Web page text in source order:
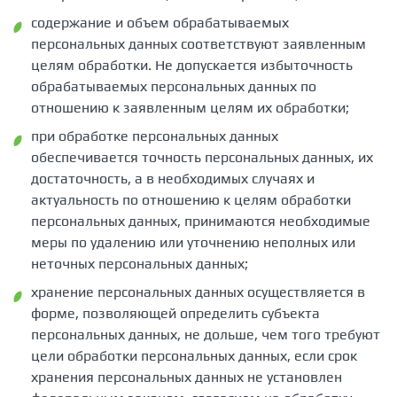
содержание и объем обрабатываемых
персональных данных соответствуют заявленным
целям обработки. Не допускается избыточность
обрабатываемых персональных данных по
отношению к заявленным целям их обработки;
при обработке персональных данных
обеспечивается точность персональных данных, их
достаточность, а в необходимых случаях и
актуальность по отношению к целям обработки
персональных данных, принимаются необходимые
меры по удалению или уточнению неполных или
неточных персональных данных;
хранение персональных данных осуществляется в
форме, позволяющей определить субъекта
персональных данных, не дольше, чем того требуют
цели обработки персональных данных, если срок
хранения персональных данных не установлен